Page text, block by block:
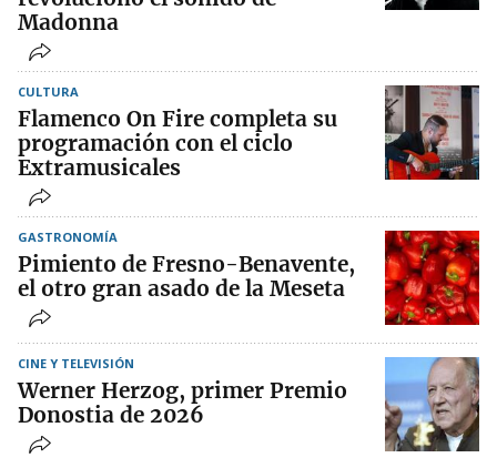
Madonna
CULTURA
Flamenco On Fire completa su
programación con el ciclo
Extramusicales
GASTRONOMÍA
Pimiento de Fresno-Benavente,
el otro gran asado de la Meseta
CINE Y TELEVISIÓN
Werner Herzog, primer Premio
Donostia de 2026